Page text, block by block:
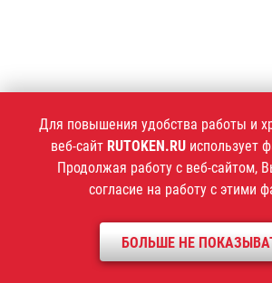
Для повышения удобства работы и
веб-сайт RUTOKEN.RU использует
Продолжая работу с веб-сайтом,
согласие на работу с этими
БОЛЬШЕ НЕ